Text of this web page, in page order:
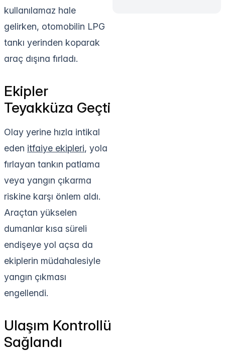
kullanılamaz hale
gelirken, otomobilin LPG
tankı yerinden koparak
araç dışına fırladı.
Ekipler
Teyakküza Geçti
Olay yerine hızla intikal
eden itfaiye ekipleri, yola
fırlayan tankın patlama
veya yangın çıkarma
riskine karşı önlem aldı.
Araçtan yükselen
dumanlar kısa süreli
endişeye yol açsa da
ekiplerin müdahalesiyle
yangın çıkması
engellendi.
Ulaşım Kontrollü
Sağlandı